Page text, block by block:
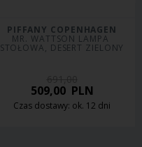
PIFFANY COPENHAGEN
MR. WATTSON LAMPA
STOŁOWA, DESERT ZIELONY
509,00PLN
Czas dostawy: ok. 12 dni